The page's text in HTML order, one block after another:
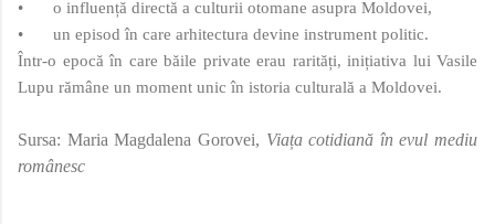
•
o influență directă a culturii otomane asupra Moldovei,
•
un episod în care arhitectura devine instrument politic.
Într-o epocă în care băile private erau rarități, inițiativa lui Vasile
Lupu rămâne un moment unic în istoria culturală a Moldovei.
Sursa: Maria Magdalena Gorovei, Viața cotidiană în evul mediu
românesc